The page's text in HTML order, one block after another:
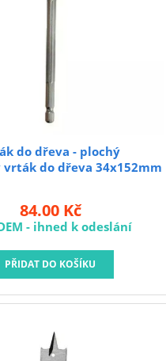
vrták do dřeva 34x152mm
do dřeva - plochý
84.00 Kč
- ihned k odeslání